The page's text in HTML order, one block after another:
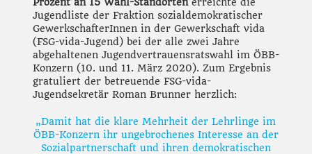
Jugendliste der Fraktion sozialdemokratischer
GewerkschafterInnen in der Gewerkschaft vida
(FSG-vida-Jugend) bei der alle zwei Jahre
abgehaltenen Jugendvertrauensratswahl im ÖBB-
Konzern (10. und 11. März 2020). Zum Ergebnis
gratuliert der betreuende FSG-vida-
Jugendsekretär Roman Brunner herzlich:
„Damit hat die klare Mehrheit der Lehrlinge im
ÖBB-Konzern ihr ungebrochenes Interesse an der
Sozialpartnerschaft und ihren demokratischen